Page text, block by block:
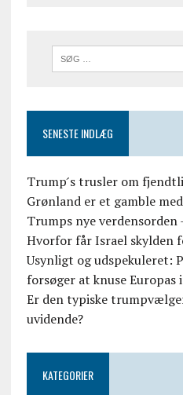
SENESTE INDLÆG
Trump ́s trusler om
Grønland er et gamble
Trumps nye verdensorden
Hvorfor får Israel skylden
Usynligt og udspekuleret:
forsøger at knuse
Er den typiske
uvidende?
KATEGORIER